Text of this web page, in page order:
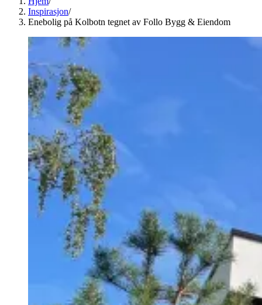
Inspirasjon/
Enebolig på Kolbotn tegnet av Follo Bygg & Eiendom